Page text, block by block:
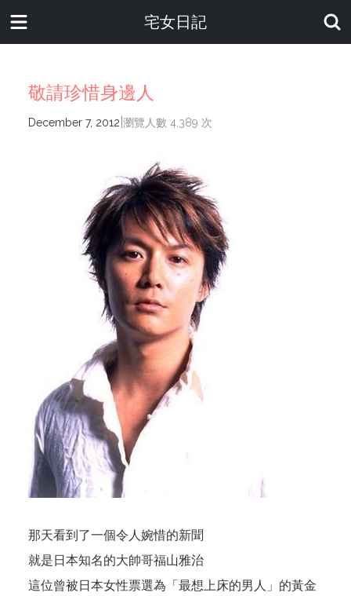
宅女日記
敬請珍惜身邊人
December 7, 2012 瀏覽人數 4,389 次
那天看到了一個令人婉惜的新聞
就是日本知名的大帥哥福山雅治
這位曾被日本女性票選為「最想上床的男人」的黃金